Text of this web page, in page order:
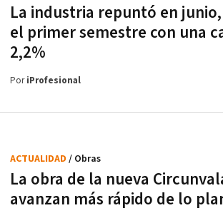
La industria repuntó en
el primer semestre con una
2,2%
PoriProfesional
La obra de la nueva
avanzan más rápido de lo
ACTUALIDAD / Obras